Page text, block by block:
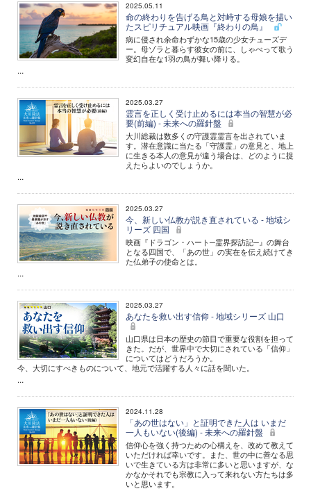
2025.05.11
命の終わりを告げる鳥と対峙する母娘を描い
たスピリチュアル映画『終わりの鳥』
病に侵され余命わずかな15歳の少女チューズデ
ー。母ゾラと暮らす彼女の前に、しゃべって歌う
変幻自在な1羽の鳥が舞い降りる。
...
2025.03.27
霊言を正しく受け止めるには本当の智慧が必
要(前編) - 未来への羅針盤
大川総裁は数多くの守護霊霊言を出されていま
す。潜在意識に当たる「守護霊」の意見と、地上
に生きる本人の意見が違う場合は、どのように捉
えたらよいのでしょうか。
...
2025.03.27
今、新しい仏教が説き直されている - 地域シ
リーズ 四国
映画『ドラゴン・ハート─霊界探訪記─』の舞台
となる四国で、「あの世」の実在を伝え続けてき
た仏弟子の使命とは。
...
2025.03.27
あなたを救い出す信仰 - 地域シリーズ 山口
山口県は日本の歴史の節目で重要な役割を担って
きた。だが、世界中で大切にされている「信仰」
についてはどうだろうか。
今、大切にすべきものについて、地元で活躍する人々に話を聞いた。
...
2024.11.28
「あの世はない」と証明できた人は いまだ
一人もいない(後編) - 未来への羅針盤
信仰心を強く持つための心構えを、改めて教えて
いただければ幸いです。また、世の中に善なる思
いで生きている方は非常に多いと思いますが、な
かなかそれでも宗教に入って来れない方たちは多
いと思います。